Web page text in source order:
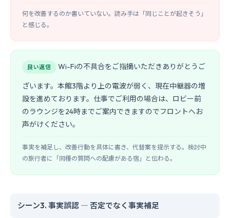
何を改善するのか書いていない。読み手は「同じことが起きそう」
と感じる。
良い返信 Wi-Fiの不具合をご指摘いただきありがとうご
ざいます。本館3階より上の電波が弱く、現在中継器の増
設を進めております。仕事でご利用の場合は、ロビー前
のラウンジを24時までご案内できますのでフロントへお
声がけください。
事実を補足し、改善行動を具体に書き、代替案を提示する。検討中
の旅行者に「同種の質問への配慮がある宿」と伝わる。
シーン3. 事実誤認 ― 否定でなく事実補足